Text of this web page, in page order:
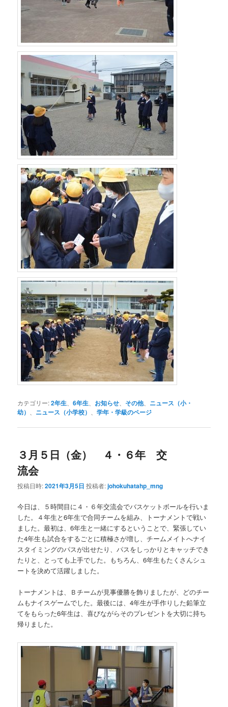
カテゴリー:2年生 、6年生 お知らせ その他、 ニュース（小・
幼）
ニュース（小学校） 、学年・学級のページ
３月５日（金） ４・６年 交
流会
投稿日時:2021年3月5日 投稿者:johokuhatahp_mng
今日は、５時間目に４・６年交流会でバスケットボールを行いま
した。４年生と6年生で合同チームを組み、トーナメントで戦い
ました。最初は、6年生と一緒にするということで、緊張してい
た4年生も試合をするごとに積極さが増し、チームメイトへナイ
スタイミングのパスが出せたり、パスをしっかりとキャッチでき
たりと、とっても上手でした。もちろん、6年生もたくさんシュ
ートを決めて活躍しました。
トーナメントは、Ｂチームが見事優勝を飾りましたが、どのチー
ムもナイスゲームでした。最後には、4年生が手作りした鉛筆立
てをもらった6年生は、喜びながらそのプレゼントを大切に持ち
帰りました。